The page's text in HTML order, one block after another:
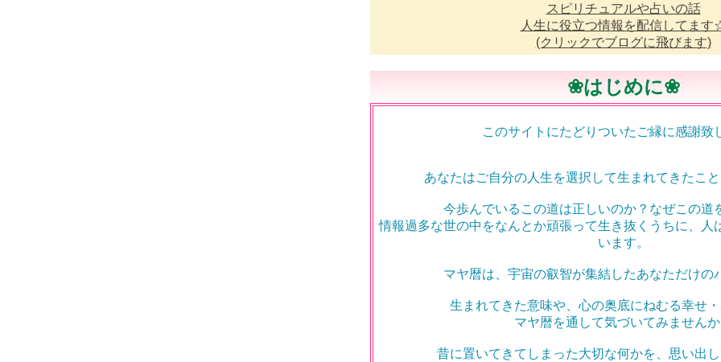
スピリチュアルや占いの話
人生に役立つ情報を配信してま
(クリックでブログに飛びます)
❀はじめに❀
このサイトにたどりついたご縁に感謝致
あなたはご自分の人生を選択して生まれてきたこ
今歩んでいるこの道は正しいのか？なぜこの道
情報過多な世の中をなんとか頑張って生き抜くうちに、人
います。
マヤ暦は、宇宙の叡智が集結したあなただけの
生まれてきた意味や、心の奥底にねむる幸せ
マヤ暦を通して気づいてみません
昔に置いてきてしまった大切な何かを、思い出